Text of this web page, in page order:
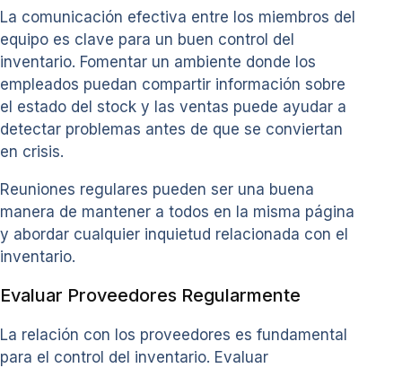
La comunicación efectiva entre los miembros del
equipo es clave para un buen control del
inventario. Fomentar un ambiente donde los
empleados puedan compartir información sobre
el estado del stock y las ventas puede ayudar a
detectar problemas antes de que se conviertan
en crisis.
Reuniones regulares pueden ser una buena
manera de mantener a todos en la misma página
y abordar cualquier inquietud relacionada con el
inventario.
Evaluar Proveedores Regularmente
La relación con los proveedores es fundamental
para el control del inventario. Evaluar